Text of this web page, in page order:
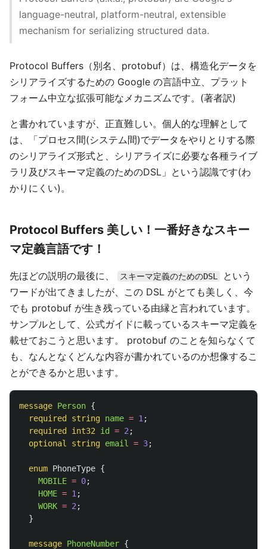
language-neutral, platform-neutral, extensible
mechanism for serializing structured data.
Protocol Buffers（別名、protobuf）は、構造化データを
シリアライズするための Google の言語中立、プラット
フォーム中立な拡張可能なメカニズムです。(著者訳)
と書かれていますが、正直難しい。個人的な理解として
は、「プロセス間(システム間)でデータをやりとりする際
のシリアライズ形式と、シリアライズに必要な各種ライブ
ラリ及びスキーマ定義のためのDSL」という認識です(わ
かりにくい)。
Protocol Buffers 美しい！一番好きなスキー
マ定義言語です！
先ほどの説明の最後に、 スキーマ定義のためのDSL
という
ワードが出てきましたが、この DSL がとても美しく、今
でも protobuf が生き残っている由縁と言われています。
サンプルとして、公式ガイドに載っているスキーマ定義を
載せておこうと思います。 protobuf のことを知らなくて
も、なんとなくどんな内容が書かれているのか想像するこ
とができるかと思います。
message Person {
required
string name = 1 ;
required
int32 id = 2 ;
optional
string email = 3;
enum PhoneType {
MOBILE = 0;
HOME = 1 ;
WORK = 2 ;
}
message PhoneNumber {